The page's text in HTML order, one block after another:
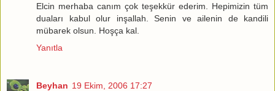
Elcin merhaba canım çok teşekkür ederim. Hepimizin tüm
duaları kabul olur inşallah. Senin ve ailenin de kandili
mübarek olsun. Hoşça kal.
Yanıtla
Beyhan 19 Ekim, 2006 17:27